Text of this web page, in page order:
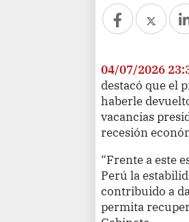
04/07/2026
destacó que el
haberle
vacancias
recesión
“Frente a este
Perú la
contribuido a
permita